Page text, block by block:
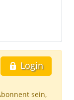
Login
sein,